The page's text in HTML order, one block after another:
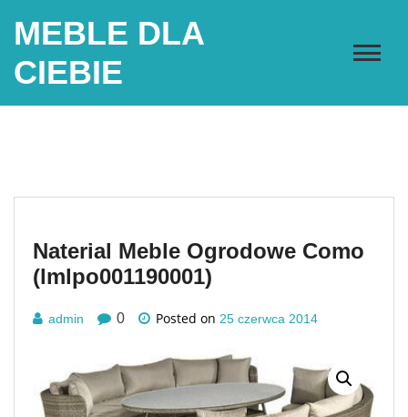
MEBLE DLA
CIEBIE
Naterial Meble Ogrodowe Como
(lmlpo001190001)
admin 0 Posted on 25 czerwca 2014